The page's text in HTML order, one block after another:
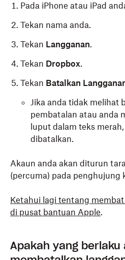
Pada iPhone atau iPad
Tekan nama anda.
Tekan Langganan.
Tekan Dropbox.
Tekan Batalkan
Jika anda tidak melihat
pembatalan atau anda
luput dalam teks
dibatalkan.
Akaun anda akan diturun
(percuma) pada penghujung
Ketahui lagi tentang
di pusat bantuan Apple.
Apakah yang berlaku